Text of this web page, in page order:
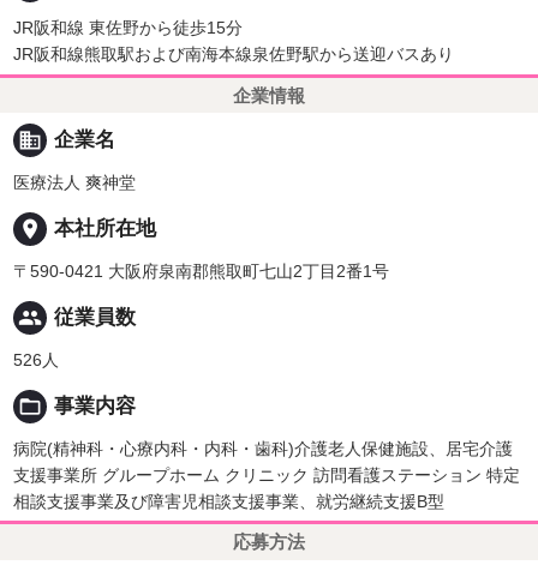
JR阪和線 東佐野から徒歩15分
JR阪和線熊取駅および南海本線泉佐野駅から送迎バスあり
企業情報
business 企業名
医療法人 爽神堂
place 本社所在地
〒590-0421 大阪府泉南郡熊取町七山2丁目2番1号
people 従業員数
526人
folder_open 事業内容
病院(精神科・心療内科・内科・歯科)介護老人保健施設、居宅介護
支援事業所 グループホーム クリニック 訪問看護ステーション 特定
相談支援事業及び障害児相談支援事業、就労継続支援B型
応募方法